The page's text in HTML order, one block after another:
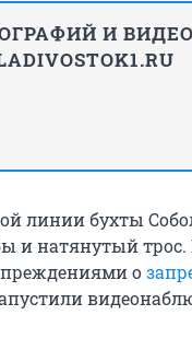
И
линии бухты
и натянутый
о